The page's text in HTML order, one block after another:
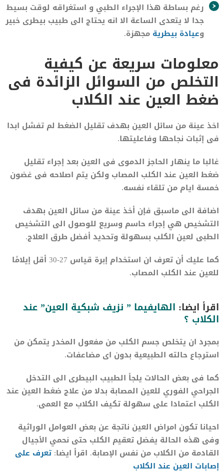
رغم بساطة هذا الإجراء الطبي و استغراقه لوقت بسيط
جدا لا يتعدى الساعة الا انه يحتاج الى طبيب بيطرى خبير
وعيادة بيطرية مجهزة.
معلومات سريعة عن كيفية
التخلص من السوائل الزائدة فى
ضغط العين عند الكلاب
اخذ عينة من سائل العين بهدف تقليل الضغط لم تفشل ابدا
فى إثبات نجاحها وفاعليتها.
غالبا ما ينهار الحاجز الدموى فى العين بعد إجراء تقليل
ضغط العين عند الكلب المصاب ولكن يتم اصلاحه فى غضون
خمسة ايام من تلقاء نفسه.
اضافة الى ماسبق فإن أخذ عينة من سائل العين بهدف
التشخيص هي إجراء حاسم وسريع للوصول الى التشخيص
الطبى لعين الكلب بسهولة وتحديد أفضل طرق العلاج.
كما عليك أن تعرف ان استخدام إبرة قياس 27-30 أقل إيلامًا
للعين عند الكلب المصاب.
اقرأ ايضا: الهايفيما ” نزيف شبكية العين” عند
الكلاب ؟
بمجرد ان يتخلص جسم الكلب من مفعول المخدر يتمكن من
استرجاع حالته الطبيعية بدون اى مضاعفات.
كما فى بعض الحالات يلجأ الطبيب البيطرى الى التدخل
الجراحي الفوري للعين المصابة بدلا من علاج ضغط العين عند
الكلب اعتمادا على سهولة تكيف الكلاب مع العمى.
احيانا تكون امراض العين ناتجة عن بعض العوامل الوراثية
وفى هذه الحالة يفضل تعقيم الكلب حتى نحمي الأجيال
القادمة من الكلاب من نفس الإصابة. اقرأ ايضا: تعرف على
إصابات العين عند الكلاب